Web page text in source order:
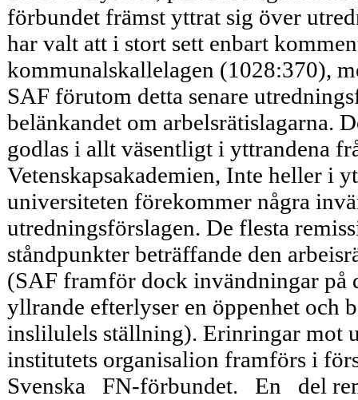
förbundet främst yttrat sig över
har valt att i stort sett enbart
kommunalskallelagen (1028:370),
SAF förutom detta senare
belänkandet om arbelsrätislagarna.
godlas i allt väsentligt i yttrandena
Vetenskapsakademien, Inte heller i
universiteten förekommer några
utredningsförslagen. De flesta
ståndpunkter beträffande den
(SAF framför dock invändningar på
yllrande efterlyser en öppenhet och
inslilulels ställning). Erinringar mot
institutets organisalion framförs i
Svenska FN-förbundet. En del